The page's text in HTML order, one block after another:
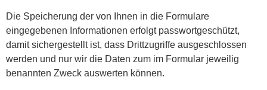
Die Speicherung der von Ihnen in die Formulare
eingegebenen Informationen erfolgt passwortgeschützt,
damit sichergestellt ist, dass Drittzugriffe ausgeschlossen
werden und nur wir die Daten zum im Formular jeweilig
benannten Zweck auswerten können.